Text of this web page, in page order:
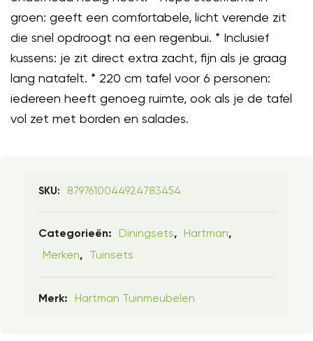
groen: geeft een comfortabele, licht verende zit
die snel opdroogt na een regenbui. * Inclusief
kussens: je zit direct extra zacht, fijn als je graag
lang natafelt. * 220 cm tafel voor 6 personen:
iedereen heeft genoeg ruimte, ook als je de tafel
vol zet met borden en salades.
SKU: 8797610044924783454
Categorieën: Diningsets, Hartman,
Merken, Tuinsets
Merk: Hartman Tuinmeubelen